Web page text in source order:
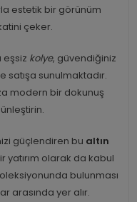
estetik bir görünüm
çeker.
eşsiz kolye, güvendiğiniz
satışa sunulmaktadır.
modern bir dokunuş
güçlendiren bu altın
olarak da kabul
bulunması
arasında yer alır.